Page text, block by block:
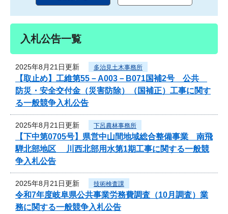
入札公告一覧
2025年8月21日更新 多治見土木事務所
【取止め】工維第55－A003－B071国補2号 公共
防災・安全交付金（災害防除）（国補正）工事に関す
る一般競争入札公告
2025年8月21日更新 下呂農林事務所
【下中第0705号】県営中山間地域総合整備事業 南飛
騨北部地区 川西北部用水第1期工事に関する一般競
争入札公告
2025年8月21日更新 技術検査課
令和7年度岐阜県公共事業労務費調査（10月調査）業
務に関する一般競争入札公告